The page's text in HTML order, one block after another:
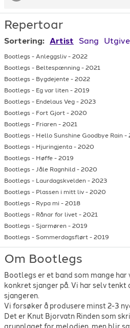
Repertoar
Sortering: Artist Sang
Bootlegs - Anleggsliv - 2022
Bootlegs - Beltespænning - 2021
Bootlegs - Bygdejente - 2022
Bootlegs - Eg var liten - 2019
Bootlegs - Endelaus Veg - 2023
Bootlegs - Fort Gjort - 2020
Bootlegs - Friaren - 2021
Bootlegs - Hello Sunshine Goodbye Rain -
Bootlegs - Hjuringjenta - 2020
Bootlegs - Høffe - 2019
Bootlegs - Jåle Ragnhild - 2020
Bootlegs - Laurdagskvelden - 2023
Bootlegs - Plassen i mitt liv - 2020
Bootlegs - Rypa mi - 2018
Bootlegs - Rånar for livet - 2021
Bootlegs - Sjarmøren - 2019
Bootlegs - Sommerdagsflørt - 2019
Om Bootlegs
Bootlegs er et band som mange
konkret sjanger på. Vi har selv
sjangeren.
Vi forsøker å produsere minst 2-3
Det er Knut Bjorvatn Rinden som